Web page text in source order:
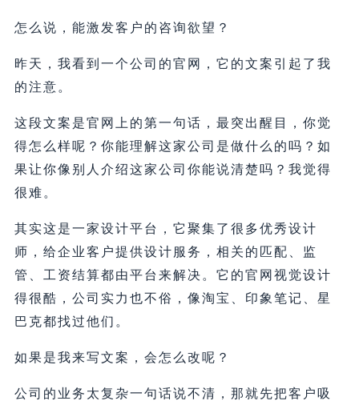
怎么说，能激发客户的咨询欲望？
昨天，我看到一个公司的官网，它的文案引起了我
的注意。
这段文案是官网上的第一句话，最突出醒目，你觉
得怎么样呢？你能理解这家公司是做什么的吗？如
果让你像别人介绍这家公司你能说清楚吗？我觉得
很难。
其实这是一家设计平台，它聚集了很多优秀设计
师，给企业客户提供设计服务，相关的匹配、监
管、工资结算都由平台来解决。它的官网视觉设计
得很酷，公司实力也不俗，像淘宝、印象笔记、星
巴克都找过他们。
如果是我来写文案，会怎么改呢？
公司的业务太复杂一句话说不清，那就先把客户吸